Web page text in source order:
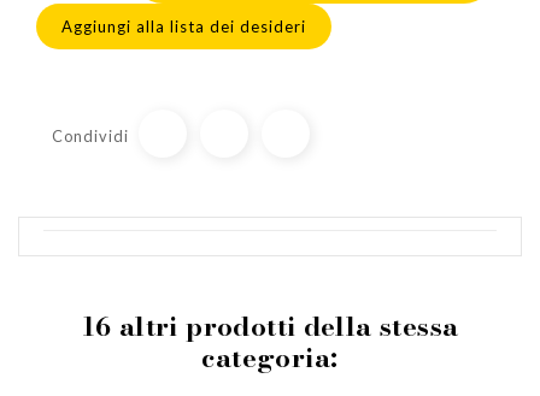
Aggiungi alla lista dei desideri
Condividi
16 altri prodotti della stessa
categoria: